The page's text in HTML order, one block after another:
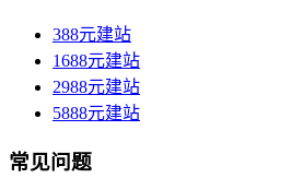
388元建站
1688元建站
2988元建站
5888元建站
常见问题